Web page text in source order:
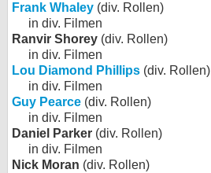
Frank Whaley (div. Rollen)
in div. Filmen
Ranvir Shorey (div. Rollen)
in div. Filmen
Lou Diamond Phillips (div. Rollen)
in div. Filmen
Guy Pearce (div. Rollen)
in div. Filmen
Daniel Parker (div. Rollen)
in div. Filmen
Nick Moran (div. Rollen)